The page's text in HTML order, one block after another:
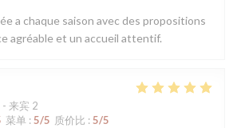
a chaque saison avec des propositions
agréable et un accueil attentif.
来宾 2
菜单 : 5/5 质价比 : 5/5